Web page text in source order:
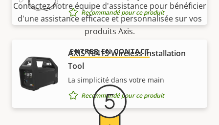
Recommandé pour ce produit
AXIS T8415 Wireless Installation
Tool
La simplicité dans votre main
Recommandé pour ce produit
Contactez notre équipe d'assistance pour bénéficier
d'une assistance efficace et personnalisée sur vos
produits Axis.
ENTRER EN CONTACT